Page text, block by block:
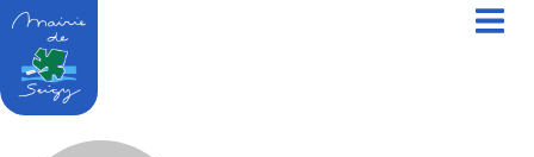
principal
DOMAINE BIET